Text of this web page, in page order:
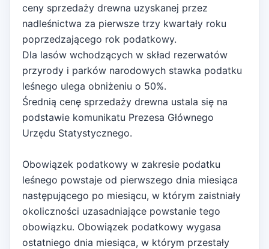
ceny sprzedaży drewna uzyskanej przez
nadleśnictwa za pierwsze trzy kwartały roku
poprzedzającego rok podatkowy.
Dla lasów wchodzących w skład rezerwatów
przyrody i parków narodowych stawka podatku
leśnego ulega obniżeniu o 50%.
Średnią cenę sprzedaży drewna ustala się na
podstawie komunikatu Prezesa Głównego
Urzędu Statystycznego.
Obowiązek podatkowy w zakresie podatku
leśnego powstaje od pierwszego dnia miesiąca
następującego po miesiącu, w którym zaistniały
okoliczności uzasadniające powstanie tego
obowiązku. Obowiązek podatkowy wygasa
ostatniego dnia miesiąca, w którym przestały